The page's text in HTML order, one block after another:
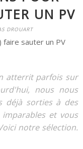
UN PV
DROUART
atterrit parfois sur
nous nous
déjà sorties à des
et vous
notre sélection.